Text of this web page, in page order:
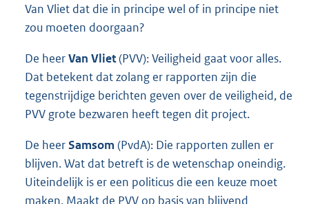
Van Vliet dat die in principe wel of in principe niet
zou moeten doorgaan?
De heerVan Vliet(PVV): Veiligheid gaat voor alles.
Dat betekent dat zolang er rapporten zijn die
tegenstrijdige berichten geven over de veiligheid, de
PVV grote bezwaren heeft tegen dit project.
De heerSamsom (PvdA): Die rapporten zullen er
blijven. Wat dat betreft is de wetenschap oneindig.
Uiteindelijk is er een politicus die een keuze moet
maken. Maakt de PVV op basis van blijvend